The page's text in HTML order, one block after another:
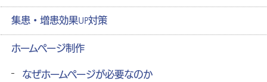
集患・増患効果UP対策
ホームページ制作
なぜホームページが必要なのか